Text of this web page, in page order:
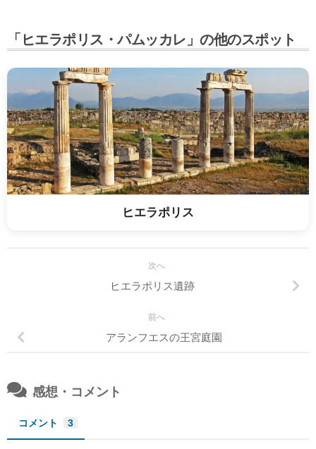
「ヒエラポリス・パムッカレ」の他のスポット
ヒエラポリス
次へ
ヒエラポリス遺跡
前へ
アランフエスの王宮庭園
感想・コメント
コメント 3